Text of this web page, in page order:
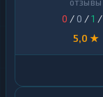
0 / 0 /1 /
5,0 ★